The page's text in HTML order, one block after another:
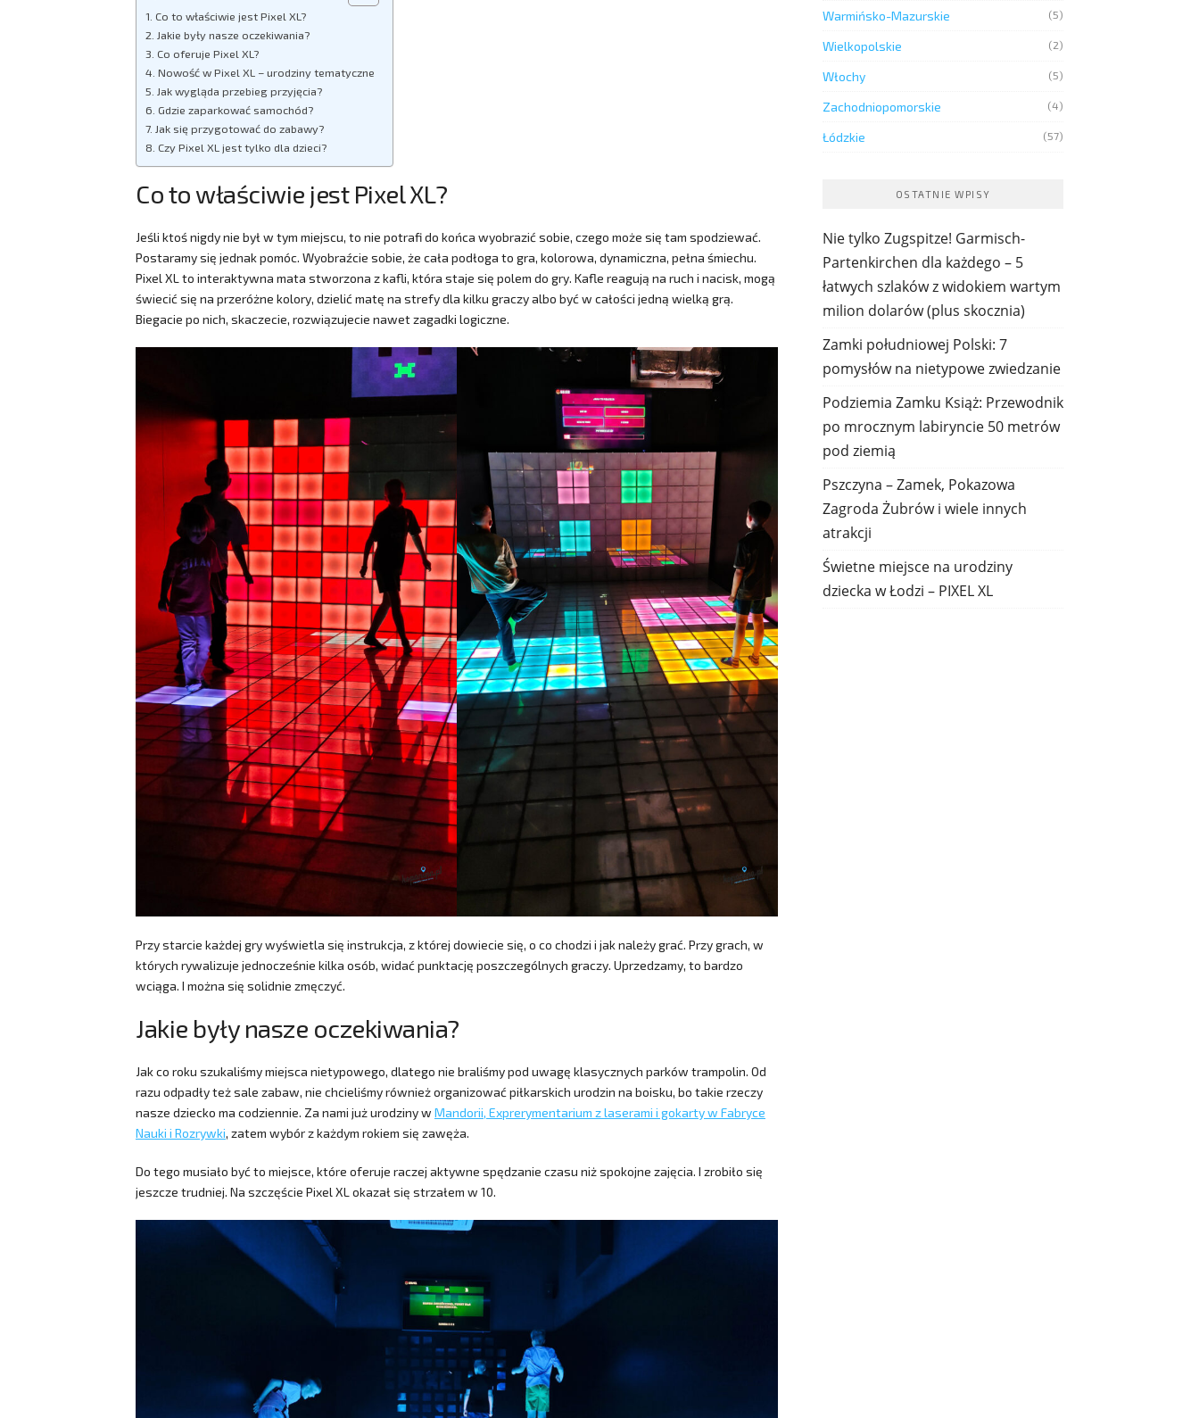
Co to właściwie jest Pixel XL?
Jakie były nasze oczekiwania?
Co oferuje Pixel XL?
Nowość w Pixel XL – urodziny tematyczne
Jak wygląda przebieg przyjęcia?
Gdzie zaparkować samochód?
Jak się przygotować do zabawy?
Czy Pixel XL jest tylko dla dzieci?
Co to właściwie jest Pixel XL?
Jeśli ktoś nigdy nie był w tym miejscu, to nie potrafi do końca wyobrazić sobie, czego może się tam spodziewać.
Postaramy się jednak pomóc. Wyobraźcie sobie, że cała podłoga to gra, kolorowa, dynamiczna, pełna śmiechu.
Pixel XL to interaktywna mata stworzona z kafli, która staje się polem do gry. Kafle reagują na ruch i nacisk, mogą
świecić się na przeróżne kolory, dzielić matę na strefy dla kilku graczy albo być w całości jedną wielką grą.
Biegacie po nich, skaczecie, rozwiązujecie nawet zagadki logiczne.
Przy starcie każdej gry wyświetla się instrukcja, z której dowiecie się, o co chodzi i jak należy grać. Przy grach, w
których rywalizuje jednocześnie kilka osób, widać punktację poszczególnych graczy. Uprzedzamy, to bardzo
wciąga. I można się solidnie zmęczyć.
Jakie były nasze oczekiwania?
Jak co roku szukaliśmy miejsca nietypowego, dlatego nie braliśmy pod uwagę klasycznych parków trampolin. Od
razu odpadły też sale zabaw, nie chcieliśmy również organizować piłkarskich urodzin na boisku, bo takie rzeczy
nasze dziecko ma codziennie. Za nami już urodziny w Mandorii, Exprerymentarium z laserami i gokarty w Fabryce
Nauki i Rozrywki, zatem wybór z każdym rokiem się zawęża.
Do tego musiało być to miejsce, które oferuje raczej aktywne spędzanie czasu niż spokojne zajęcia. I zrobiło się
jeszcze trudniej. Na szczęście Pixel XL okazał się strzałem w 10.
Warmińsko-Mazurskie (5)
Wielkopolskie (2)
Włochy (5)
Zachodniopomorskie (4)
Łódzkie (57)
OSTATNIE WPISY
Nie tylko Zugspitze! Garmisch-
Partenkirchen dla każdego – 5
łatwych szlaków z widokiem wartym
milion dolarów (plus skocznia)
Zamki południowej Polski: 7
pomysłów na nietypowe zwiedzanie
Podziemia Zamku Książ: Przewodnik
po mrocznym labiryncie 50 metrów
pod ziemią
Pszczyna – Zamek, Pokazowa
Zagroda Żubrów i wiele innych
atrakcji
Świetne miejsce na urodziny
dziecka w Łodzi – PIXEL XL